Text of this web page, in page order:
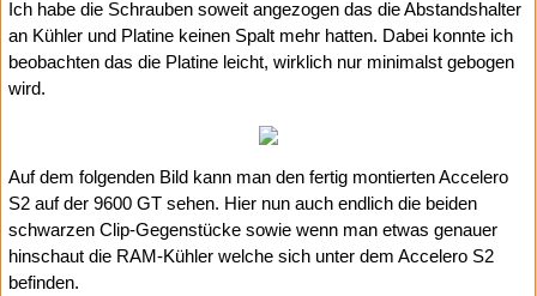
Ich habe die Schrauben soweit angezogen das die Abstandshalter
an Kühler und Platine keinen Spalt mehr hatten. Dabei konnte ich
beobachten das die Platine leicht, wirklich nur minimalst gebogen
wird.
Auf dem folgenden Bild kann man den fertig montierten Accelero
S2 auf der 9600 GT sehen. Hier nun auch endlich die beiden
schwarzen Clip-Gegenstücke sowie wenn man etwas genauer
hinschaut die RAM-Kühler welche sich unter dem Accelero S2
befinden.